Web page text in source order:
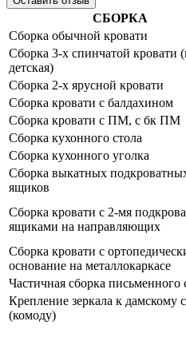
СБОРКА
Сборка обычной кровати
Сборка 3-х спинчатой кровати
детская)
Сборка 2-х ярусной кровати
Сборка кровати с балдахином
Сборка кровати с ПМ, с бк ПМ
Сборка кухонного стола
Сборка кухонного уголка
Сборка выкатных
ящиков
Сборка кровати с 2-мя
ящиками на направляющих
Сборка кровати с
основание на металлокаркасе
Частичная сборка письменного
Крепление зеркала к дамскому
(комоду)